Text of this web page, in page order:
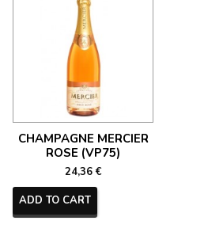
CHAMPAGNE MERCIER
ROSE (VP75)
24,36 €
ADD TO CART